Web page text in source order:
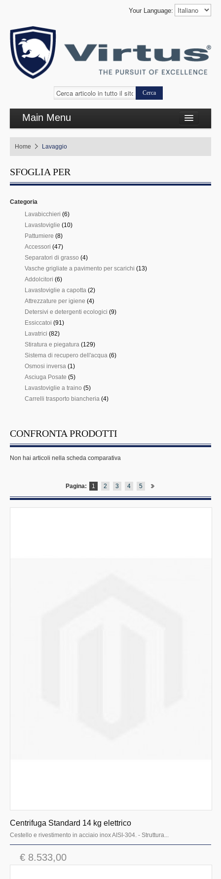
Your Language:
Cerca
Main Menu
Cottura complementare
Refrigerazione
Self Service
Lavaggio
Lavabicchieri
Lavastoviglie
Pattumiere
Separatori di grasso
Vasche grigliate a pavimento per scarichi
Addolcitori
Lavastoviglie a capotta
Detersivi e detergenti ecologici
Essiccatoi
Stiratura e piegatura
Sistema di recupero dell'acqua
Lavastoviglie a traino
Home Lavaggio
SFOGLIA PER
Categoria
Lavabicchieri (6)
Lavastoviglie (10)
Pattumiere (8)
Accessori (47)
Separatori di grasso (4)
Vasche grigliate a pavimento per scarichi (13)
Addolcitori (6)
Lavastoviglie a capotta (2)
Attrezzature per igiene (4)
Detersivi e detergenti ecologici (9)
Essiccatoi (91)
Lavatrici (82)
Stiratura e piegatura (129)
Sistema di recupero dell'acqua (6)
Osmosi inversa (1)
Asciuga Posate (5)
Lavastoviglie a traino (5)
Carrelli trasporto biancheria (4)
CONFRONTA PRODOTTI
Non hai articoli nella scheda comparativa
Pagina: 1 2 3 4 5
Centrifuga Standard 14 kg elettrico
Cestello e rivestimento in acciaio inox AISI-304. - Struttura...
€ 8.533,00